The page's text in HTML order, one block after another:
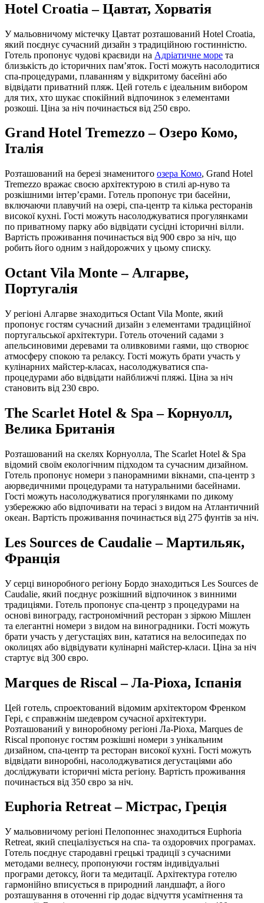
Hotel Croatia – Цавтат, Хорватія
У мальовничому містечку Цавтат розташований Hotel Croatia,
який поєднує сучасний дизайн з традиційною гостинністю.
Готель пропонує чудові краєвиди на Адріатичне море та
близькість до історичних пам’яток. Гості можуть насолодитися
спа-процедурами, плаванням у відкритому басейні або
відвідати приватний пляж. Цей готель є ідеальним вибором
для тих, хто шукає спокійний відпочинок з елементами
розкоші. Ціна за ніч починається від 250 євро.
Grand Hotel Tremezzo – Озеро Комо,
Італія
Розташований на березі знаменитого озера Комо, Grand Hotel
Tremezzo вражає своєю архітектурою в стилі ар-нуво та
розкішними інтер’єрами. Готель пропонує три басейни,
включаючи плавучий на озері, спа-центр та кілька ресторанів
високої кухні. Гості можуть насолоджуватися прогулянками
по приватному парку або відвідати сусідні історичні вілли.
Вартість проживання починається від 900 євро за ніч, що
робить його одним з найдорожчих у цьому списку.
Octant Vila Monte – Алгарве,
Португалія
У регіоні Алгарве знаходиться Octant Vila Monte, який
пропонує гостям сучасний дизайн з елементами традиційної
португальської архітектури. Готель оточений садами з
апельсиновими деревами та оливковими гаями, що створює
атмосферу спокою та релаксу. Гості можуть брати участь у
кулінарних майстер-класах, насолоджуватися спа-
процедурами або відвідати найближчі пляжі. Ціна за ніч
становить від 230 євро.
The Scarlet Hotel & Spa – Корнуолл,
Велика Британія
Розташований на скелях Корнуолла, The Scarlet Hotel & Spa
відомий своїм екологічним підходом та сучасним дизайном.
Готель пропонує номери з панорамними вікнами, спа-центр з
аюрведичними процедурами та натуральними басейнами.
Гості можуть насолоджуватися прогулянками по дикому
узбережжю або відпочивати на терасі з видом на Атлантичний
океан. Вартість проживання починається від 275 фунтів за ніч.
Les Sources de Caudalie – Мартильяк,
Франція
У серці виноробного регіону Бордо знаходиться Les Sources de
Caudalie, який поєднує розкішний відпочинок з винними
традиціями. Готель пропонує спа-центр з процедурами на
основі винограду, гастрономічний ресторан з зіркою Мішлен
та елегантні номери з видом на виноградники. Гості можуть
брати участь у дегустаціях вин, кататися на велосипедах по
околицях або відвідувати кулінарні майстер-класи. Ціна за ніч
стартує від 300 євро.
Marques de Riscal – Ла-Ріоха, Іспанія
Цей готель, спроектований відомим архітектором Френком
Гері, є справжнім шедевром сучасної архітектури.
Розташований у виноробному регіоні Ла-Ріоха, Marques de
Riscal пропонує гостям розкішні номери з унікальним
дизайном, спа-центр та ресторан високої кухні. Гості можуть
відвідати виноробні, насолоджуватися дегустаціями або
досліджувати історичні міста регіону. Вартість проживання
починається від 350 євро за ніч.
Euphoria Retreat – Містрас, Греція
У мальовничому регіоні Пелопоннес знаходиться Euphoria
Retreat, який спеціалізується на спа- та оздоровчих програмах.
Готель поєднує стародавні грецькі традиції з сучасними
методами велнесу, пропонуючи гостям індивідуальні
програми детоксу, йоги та медитації. Архітектура готелю
гармонійно вписується в природний ландшафт, а його
розташування в оточенні гір додає відчуття усамітнення та